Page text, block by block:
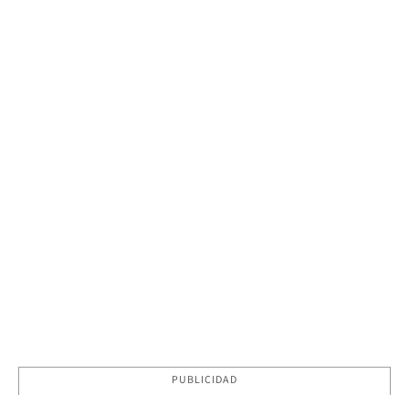
PUBLICIDAD